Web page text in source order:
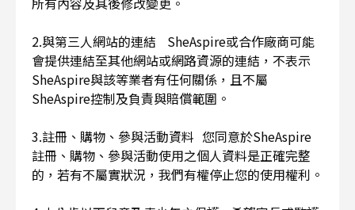
2.與第三人網站的連結 SheAspire或合作廠商可能
會提供連結至其他網站或網路資源的連結，不表示
SheAspire與該等業者有任何關係，且不屬
SheAspire控制及負責與賠償範圍。
3.註冊、購物、參與活動資料 您同意於SheAspire
註冊、購物、參與活動使用之個人資料是正確完整
的，若有不屬實狀況，我們有權停止您的使用權利。